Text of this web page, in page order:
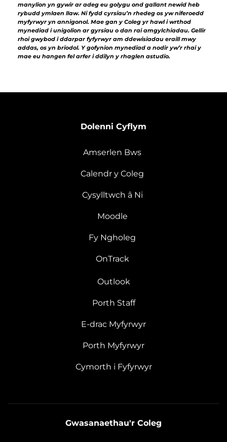
manylion yn gywir ar adeg eu golygu ond gallant newid heb
rybudd ymlaen llaw. Ni fydd cyrsiau’n rhedeg os yw niferoedd
myfyrwyr yn annigonol. Mae gan y Coleg yr hawl i wrthod
mynediad i unigolion ar gyrsiau o dan rai amgylchiadau. Gellir
rhoi gwybod i ddarpar fyfyrwyr am ddewisiadau eraill mwy
addas, os yn briodol. Y gofynion mynediad a nodir yw’r rhai y
mae eu hangen fel arfer i ddilyn y rhaglen astudio.
Dolenni Cyflym
Amserlen Bws
Calendr y Coleg
Cysylltwch â Ni
Moodle
Fy Ngholeg
OnTrack
Outlook
Porth Staff
E-drac Myfyrwyr
Porth Myfyrwyr
Cymorth i Fyfyrwyr
Gwasanaethau'r Coleg